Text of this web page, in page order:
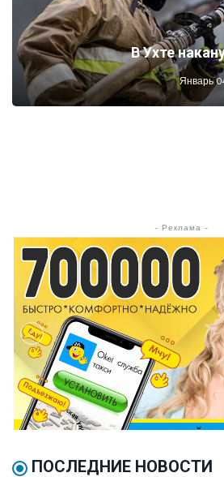
В Ухте
Январь
- Реклама -
ПОСЛЕДНИЕ НОВОСТИ